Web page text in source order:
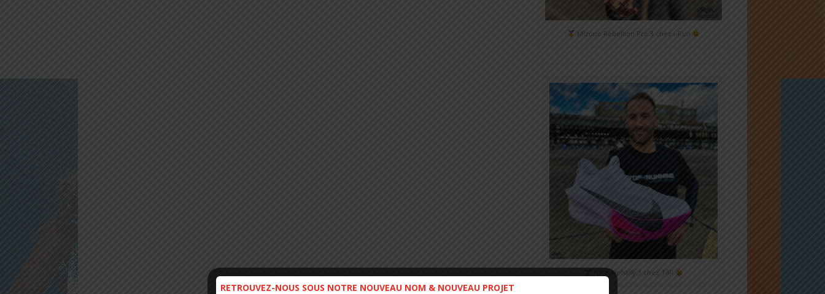
Mizuno Rebellion Pro 3 chez i-Run
Nike Alphafly 3 chez T4R
RETROUVEZ-NOUS SOUS NOTRE NOUVEAU NOM & NOUVEAU PROJET